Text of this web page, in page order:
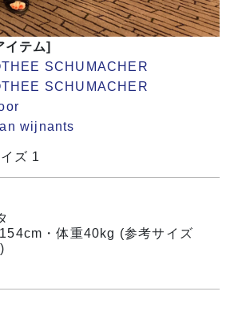
イテム]
SCHUMACHER
SCHUMACHER
wijnants
ズ 1
・体重40kg (参考サイズ